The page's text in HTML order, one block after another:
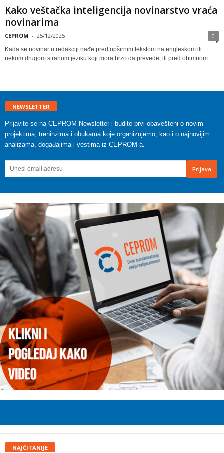
Kako veštačka inteligencija novinarstvo vraća
novinarima
CEPROM - 25/12/2025 0
Kada se novinar u redakciji nađe pred opširnim tekstom na engleskom ili
nekom drugom stranom jeziku koji mora brzo da prevede, ili pred obimnom...
NEWSLETTER
Prijavite se na CEPROM Newsletter i budite prvi obavešteni o novim
projektima, treninzima i obukama koje organizujemo, kao i o najnovijim
analizama, događajima i vestima iz CEPROM-a.
NAJČITANIJE